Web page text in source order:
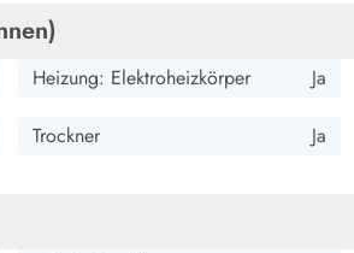
Heizung: Elektroheizkörper Ja
Trockner Ja